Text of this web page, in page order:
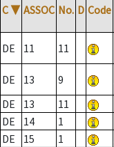
C ▼ ASSOC No. D Code
DE 11 11
DE 13 9
DE
13 11
DE
14 1
DE
15 1